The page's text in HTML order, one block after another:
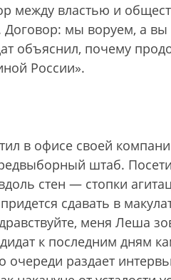
между властью и
Договор: мы воруем, а
объяснил, почему
России».
в офисе своей
штаб.
стен — стопки
сдавать в
меня Леша
к последним дням
раздает